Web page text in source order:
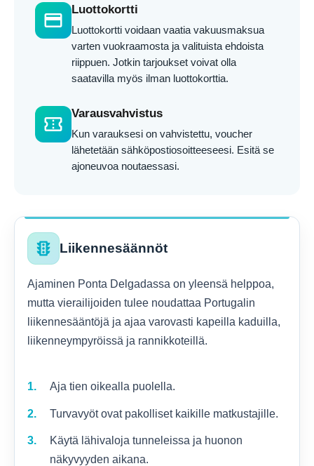
credit_card
Luottokortti
Luottokortti voidaan vaatia vakuusmaksua
varten vuokraamosta ja valituista ehdoista
riippuen. Jotkin tarjoukset voivat olla
saatavilla myös ilman luottokorttia.
confirmation_number
Varausvahvistus
Kun varauksesi on vahvistettu, voucher
lähetetään sähköpostiosoitteeseesi. Esitä se
ajoneuvoa noutaessasi.
traffic Liikennesäännöt
Ajaminen Ponta Delgadassa on yleensä helppoa,
mutta vierailijoiden tulee noudattaa Portugalin
liikennesääntöjä ja ajaa varovasti kapeilla kaduilla,
liikenneympyröissä ja rannikkoteillä.
Aja tien oikealla puolella.
Turvavyöt ovat pakolliset kaikille matkustajille.
Käytä lähivaloja tunneleissa ja huonon
näkyvyyden aikana.